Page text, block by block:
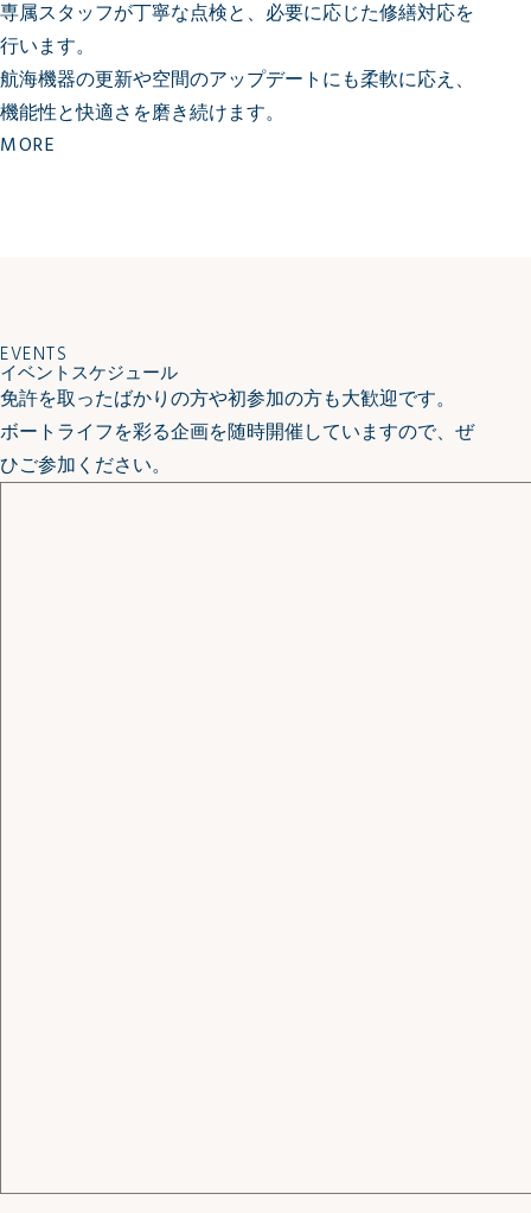
専属スタッフが丁寧な点検と、必要に応じた修繕対応を
行います。
航海機器の更新や空間のアップデートにも柔軟に応え、
機能性と快適さを磨き続けます。
MORE
EVENTS
イベントスケジュール
免許を取ったばかりの方や初参加の方も大歓迎です。
ボートライフを彩る企画を随時開催していますので、ぜ
ひご参加ください。